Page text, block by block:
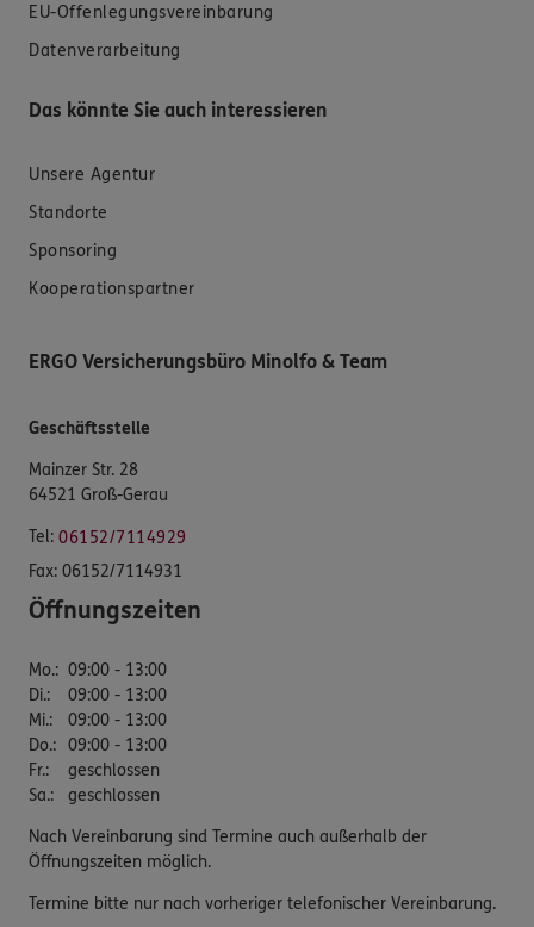
EU-Offenlegungsvereinbarung
Datenverarbeitung
Das könnte Sie auch interessieren
Unsere Agentur
Standorte
Sponsoring
Kooperationspartner
ERGO Versicherungsbüro Minolfo & Team
Geschäftsstelle
Mainzer Str. 28
64521 Groß-Gerau
Tel: 06152/7114929
Fax: 06152/7114931
Öffnungszeiten
Mo.: 09:00 - 13:00
Di.:
09:00 - 13:00
Mi.:
09:00 - 13:00
Do.: 09:00 - 13:00
Fr.:
geschlossen
Sa.: geschlossen
Nach Vereinbarung sind Termine auch außerhalb der
Öffnungszeiten möglich.
Termine bitte nur nach vorheriger telefonischer Vereinbarung.